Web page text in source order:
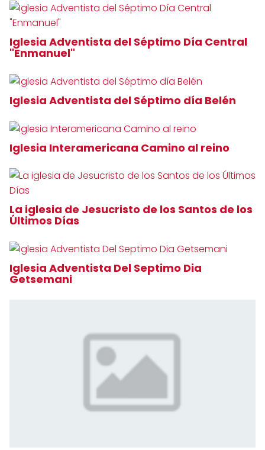
Iglesia Adventista del Séptimo Día Central
"Enmanuel"
Iglesia Adventista del Séptimo día Belén
Iglesia Interamericana Camino al reino
La iglesia de Jesucristo de los Santos de los
Últimos Días
Iglesia Adventista Del Septimo Dia
Getsemani